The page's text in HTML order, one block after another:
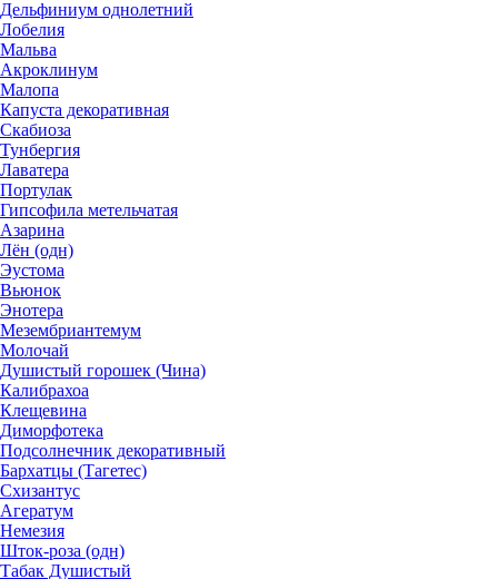
Дельфиниум однолетний
Лобелия
Мальва
Акроклинум
Малопа
Капуста декоративная
Скабиоза
Тунбергия
Лаватера
Портулак
Гипсофила метельчатая
Азарина
Лён (одн)
Эустома
Вьюнок
Энотера
Мезембриантемум
Молочай
Душистый горошек (Чина)
Калибрахоа
Клещевина
Диморфотека
Подсолнечник декоративный
Бархатцы (Тагетес)
Схизантус
Агератум
Немезия
Шток-роза (одн)
Табак Душистый